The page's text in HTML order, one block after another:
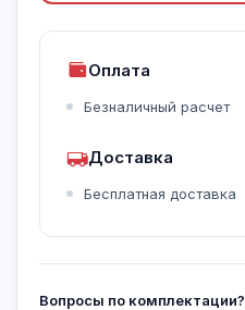
Оплата
Безналичный расчет
Доставка
Бесплатная доставка
Вопросы по комплектации?